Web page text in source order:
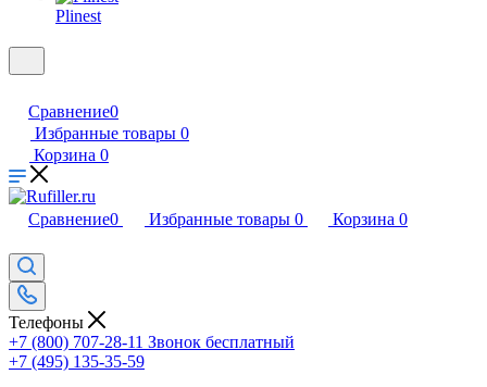
Plinest
Сравнение0
Избранные товары 0
Корзина 0
Сравнение0 Избранные товары 0 Корзина 0
Телефоны
+7 (800) 707-28-11 Звонок бесплатный
+7 (495) 135-35-59